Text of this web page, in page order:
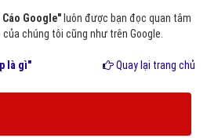
Google" luôn được bạn đọc quan tâm
chúng tôi cũng như trên Google.
là gì" Quay lại trang chủ